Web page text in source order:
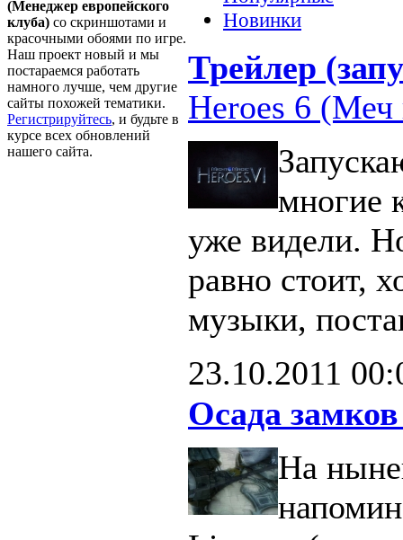
(Менеджер европейского
клуба) со скриншотами и
красочными обоями по игре.
Наш проект новый и мы
постараемся работать
намного лучше, чем другие
сайты похожей тематики.
Регистрируйтесь, и будьте в
курсе всех обновлений
нашего сайта.
Новинки
Трейлер
Heroes 6 (Меч
многие
уже видели.
равно стоит,
музыки,
23.10.2011
Осада замков
На